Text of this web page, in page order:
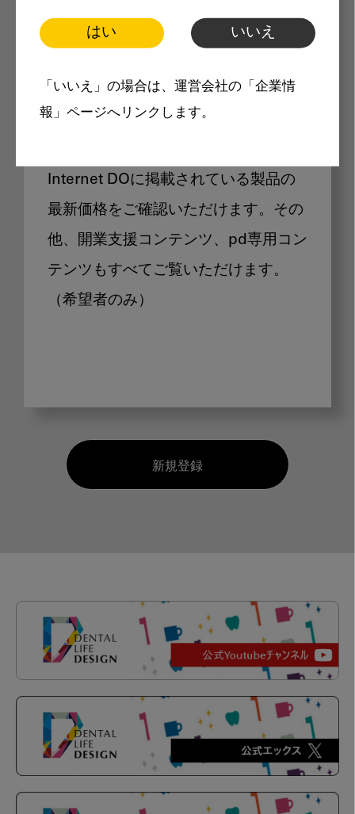
はい いいえ
「いいえ」の場合は、運営会社の「企業情
報」ページへリンクします。
製品価格も閲覧可能
Internet DOに掲載されている製品の
最新価格をご確認いただけます。その
他、開業支援コンテンツ、pd専用コン
テンツもすべてご覧いただけます。
（希望者のみ）
新規登録